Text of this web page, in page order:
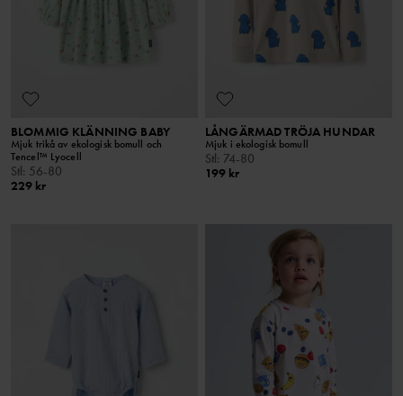
BLOMMIG KLÄNNING BABY
Mjuk trikå av ekologisk bomull och
Tencel™ Lyocell
Stl: 56-80
229 kr
LÅNGÄRMAD TRÖJA HUNDAR
Mjuk i ekologisk bomull
Stl: 74-80
199 kr